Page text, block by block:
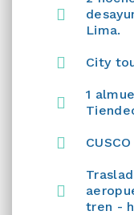
Lima.
City
1
CUSCO
tren -